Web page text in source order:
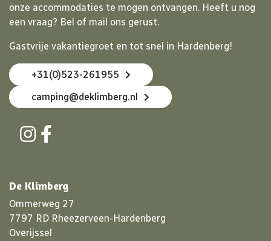
onze accommodaties te mogen ontvangen. Heeft u nog
een vraag? Bel of mail ons gerust.
Gastvrije vakantiegroet en tot snel in Hardenberg!
+31(0)523-261955
camping@deklimberg.nl
De Klimberg
Ommerweg 27
7797 RD Rheezerveen-Hardenberg
Overijssel